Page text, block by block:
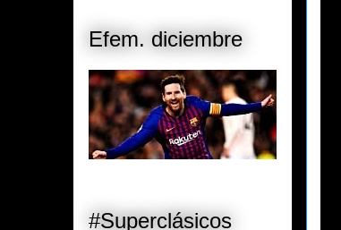
Efem. diciembre
#Superclásicos